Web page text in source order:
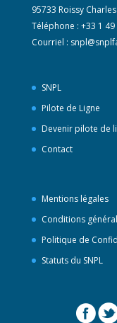
95733 Roissy
Téléphone : +33 1 49
Courriel :
SNPL
Pilote de Ligne
Devenir pilote de
Contact
Mentions légales
Conditions
Politique de
Statuts du SNPL